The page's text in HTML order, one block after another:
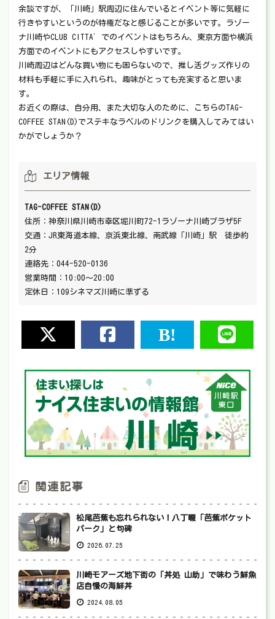
余談ですが、「川崎」駅周辺に住んでいるとイベント等に気軽に
行きやすいというのが特権だなと感じることが多いです。ラゾー
ナ川崎やCLUB CITTA’でのイベントはもちろん、東京方面や横浜
方面でのイベントにもアクセスしやすいです。
川崎周辺はどんな買い物にも困らないので、推し活グッズ作りの
材料も手軽に手に入れられ、趣味がとっても充実すると思いま
す。
お近くの際は、自分用、また大切な人のために、こちらのTAG-
COFFEE STAN(D)でステキなラベルのドリンクを購入してみてはい
かがでしょうか？
エリア情報
TAG-COFFEE STAN(D)
住所：神奈川県川崎市幸区堀川町72-1ラゾーナ川崎プラザ5F
交通：JR東海道本線、京浜東北線、南武線「川崎」駅 徒歩約
2分
連絡先：044-520-0136
営業時間：10:00～20:00
定休日：109シネマズ川崎に準ずる
関連記事
松尾芭蕉も忘れられない！八丁畷「芭蕉ポケット
パーク」と句碑
2026.07.25
川崎モアーズ地下街の「丼処 山助」で味わう鮮魚
店自慢の海鮮丼
2024.08.05